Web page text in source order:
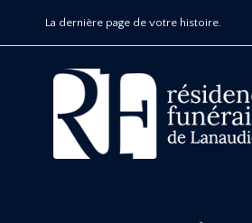
La dernière page de votre histoire.